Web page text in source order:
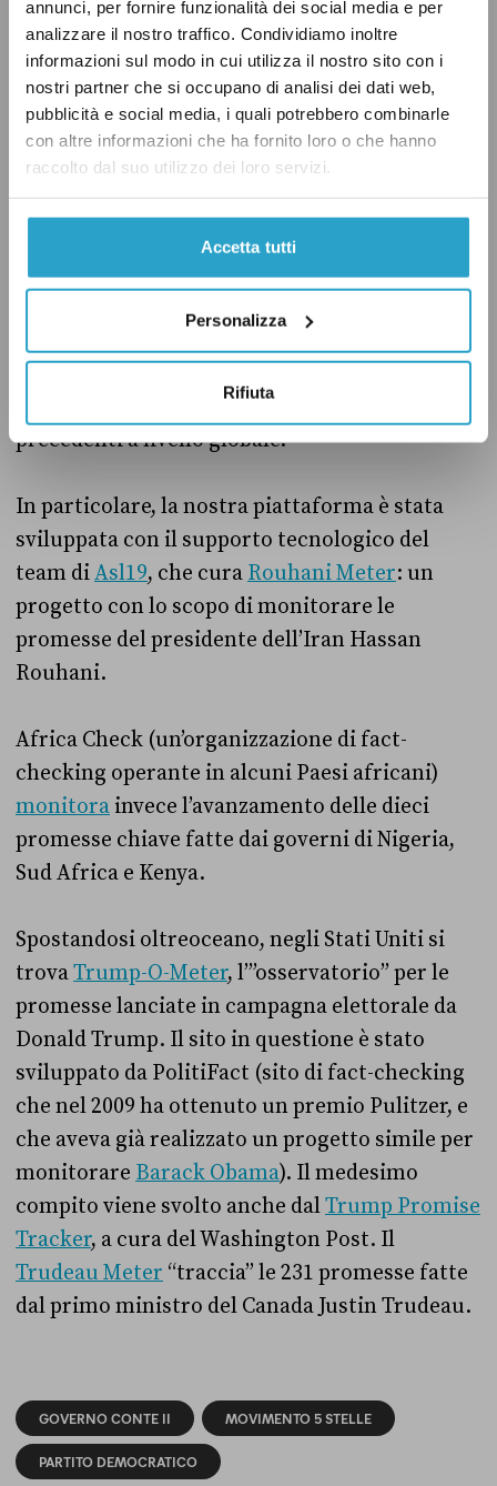
annunci, per fornire funzionalità dei social media e per
analizzare il nostro traffico. Condividiamo inoltre
informazioni sul modo in cui utilizza il nostro sito con i
nostri partner che si occupano di analisi dei dati web,
pubblicità e social media, i quali potrebbero combinarle
con altre informazioni che ha fornito loro o che hanno
raccolto dal suo utilizzo dei loro servizi.
Accetta tutti
Personalizza
Rifiuta
rendono più difficile la realizzazione.
Nei prossimi mesi, l’obiettivo di Traccia il
Governo sarà quello di monitorare
l’avanzamento degli impegni presi da M5s e Pd
nel Programma di Governo, aggiornando i testi
delle schede e i verdetti, e fornendo report
periodici sullo stato di avanzamento.
La politica mondiale sotto esame
Traccia il Governo hanno avuto diversi
precedenti a livello globale.
In particolare, la nostra piattaforma è stata
sviluppata con il supporto tecnologico del
team diAsl19, che cura Rouhani Meter: un
progetto con lo scopo di monitorare le
promesse del presidente dell’Iran Hassan
Rouhani.
Africa Check (un’organizzazione di fact-
checking operante in alcuni Paesi africani)
monitora invece l’avanzamento delle dieci
promesse chiave fatte dai governi di Nigeria,
Sud Africa e Kenya.
Spostandosi oltreoceano, negli Stati Uniti si
trovaTrump-O-Meter, l’”osservatorio” per le
promesse lanciate in campagna elettorale da
Donald Trump. Il sito in questione è stato
sviluppato da PolitiFact (sito di fact-checking
che nel 2009 ha ottenuto un premio Pulitzer, e
che aveva già realizzato un progetto simile per
monitorare Barack Obama). Il medesimo
compito viene svolto anche dalTrump Promise
Tracker, a cura del Washington Post. Il
Trudeau Meter “traccia” le 231 promesse fatte
dal primo ministro del Canada Justin Trudeau.
GOVERNO CONTE II MOVIMENTO 5 STELLE
PARTITO DEMOCRATICO